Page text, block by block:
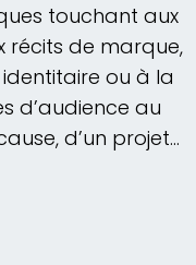
touchant aux
récits de marque,
ou à la
d’audience au
d’un projet…